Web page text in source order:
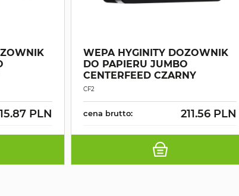
PLN
WEPA HYGINITY DOZOWNIK
DO PAPIERU JUMBO
CENTERFEED CZARNY
CF2
cena brutto: 211.56 PLN